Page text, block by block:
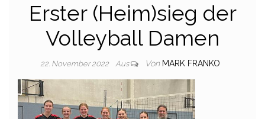
Erster (Heim)sieg der
Volleyball Damen
22. November 2022 Aus Von MARK FRANKO